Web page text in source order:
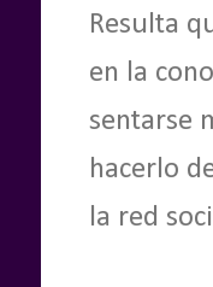
Resulta
en la
sentarse
hacerlo
la red